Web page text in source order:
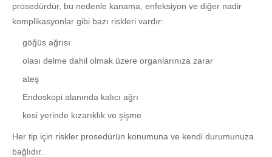
prosedürdür, bu nedenle kanama, enfeksiyon ve diğer nadir
komplikasyonlar gibi bazı riskleri vardır:
göğüs ağrısı
olası delme dahil olmak üzere organlarınıza zarar
ateş
Endoskopi alanında kalıcı ağrı
kesi yerinde kızarıklık ve şişme
Her tip için riskler prosedürün konumuna ve kendi durumunuza
bağlıdır.